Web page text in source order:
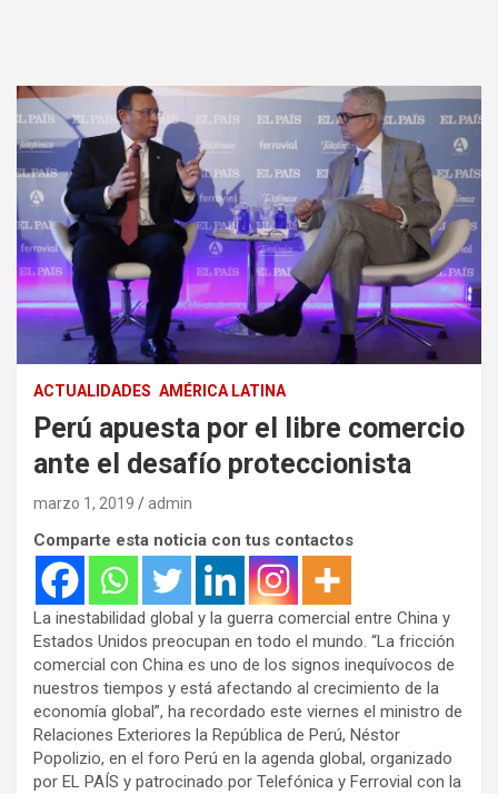
ACTUALIDADES AMÉRICA LATINA
Perú apuesta por el libre comercio
ante el desafío proteccionista
marzo 1, 2019 admin
Comparte esta noticia con tus contactos
La inestabilidad global y la guerra comercial entre China y
Estados Unidos preocupan en todo el mundo. “La fricción
comercial con China es uno de los signos inequívocos de
nuestros tiempos y está afectando al crecimiento de la
economía global”, ha recordado este viernes el ministro de
Relaciones Exteriores la República de Perú, Néstor
Popolizio, en el foro Perú en la agenda global, organizado
por EL PAÍS y patrocinado por Telefónica y Ferrovial con la